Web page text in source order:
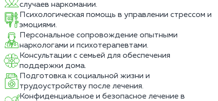
случаев наркомании.
Психологическая помощь в управлении стрессом и
эмоциями.
Персональное сопровождение опытными
наркологами и психотерапевтами.
Консультации с семьей для обеспечения
поддержки дома.
Подготовка к социальной жизни и
трудоустройству после лечения.
Конфиденциальное и безопасное лечение в